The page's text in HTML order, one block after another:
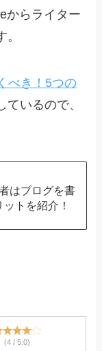
からライター
べき！5つの
ているので、
はブログを書
トを紹介！
(4 / 5.0)